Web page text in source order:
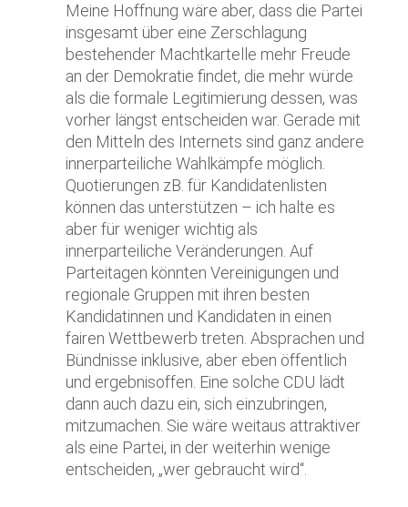
Meine Hoffnung wäre aber, dass die Partei
insgesamt über eine Zerschlagung
bestehender Machtkartelle mehr Freude
an der Demokratie findet, die mehr würde
als die formale Legitimierung dessen, was
vorher längst entscheiden war. Gerade mit
den Mitteln des Internets sind ganz andere
innerparteiliche Wahlkämpfe möglich.
Quotierungen zB. für Kandidatenlisten
können das unterstützen – ich halte es
aber für weniger wichtig als
innerparteiliche Veränderungen. Auf
Parteitagen könnten Vereinigungen und
regionale Gruppen mit ihren besten
Kandidatinnen und Kandidaten in einen
fairen Wettbewerb treten. Absprachen und
Bündnisse inklusive, aber eben öffentlich
und ergebnisoffen. Eine solche CDU lädt
dann auch dazu ein, sich einzubringen,
mitzumachen. Sie wäre weitaus attraktiver
als eine Partei, in der weiterhin wenige
entscheiden, „wer gebraucht wird“.